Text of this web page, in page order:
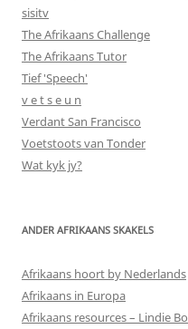
sisitv
The Afrikaans Challenge
The Afrikaans Tutor
Tief 'Speech'
v e t s e u n
Verdant San Francisco
Voetstoots van Tonder
Wat kyk jy?
ANDER AFRIKAANS SKAKELS
Afrikaans hoort by Nederlands
Afrikaans in Europa
Afrikaans resources – Lindie